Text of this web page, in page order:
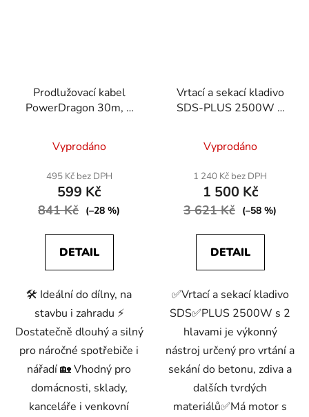
Prodlužovací kabel
PowerDragon 30m, 1
bezpečný, odolný a
spolehlivý kabel pro
každodenní použití
hodnocení
produktu
je
4,9
5
Vyprodáno
495 Kč bez DPH
599 Kč
841 Kč (–28 %)
DETAIL
🛠️ Ideální do dílny, na
stavbu i zahradu ⚡
Dostatečně dlouhý a silný
pro náročné spotřebiče i
nářadí 🏡 Vhodný pro
domácnosti, sklady,
kanceláře i venkovní
Vrtací a sekací kladivo
SDS-PLUS 2500W 2
hodnocení
produktu
je
3,9
5
Vyprodáno
1 240 Kč bez DPH
1 500 Kč
3 621 Kč (–58 %)
DETAIL
✅Vrtací a sekací kladivo
SDS✅PLUS 2500W s 2
hlavami je výkonný
nástroj určený pro vrtání a
sekání do betonu, zdiva a
dalších tvrdých
materiálů✅Má motor s